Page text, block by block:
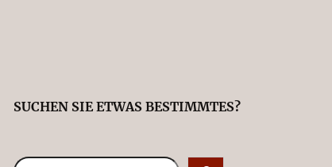
SUCHEN SIE ETWAS BESTIMMTES?